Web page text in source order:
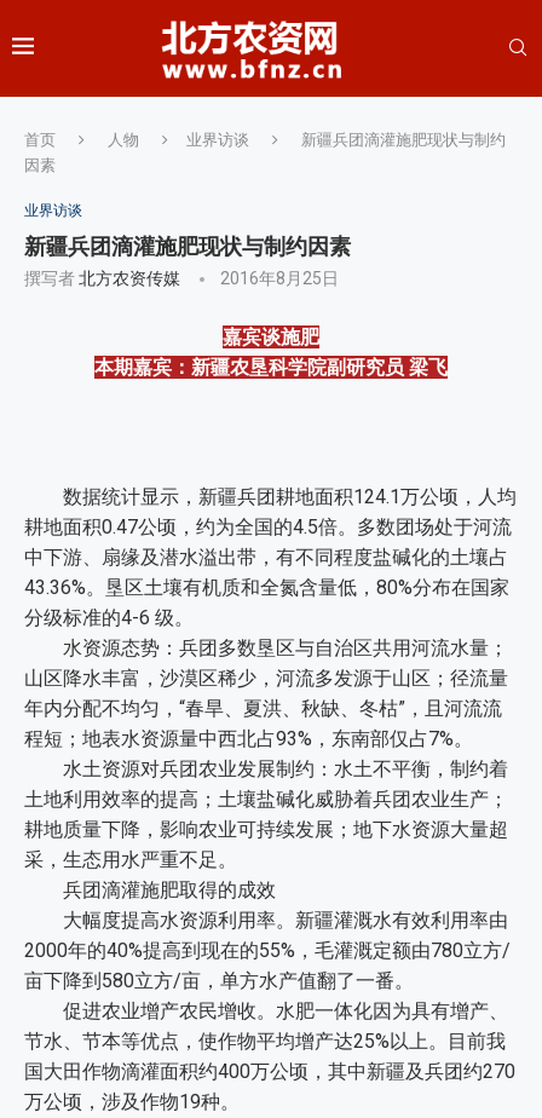
首页 人物 业界访谈
新疆兵团滴灌施肥现状与制约
因素
业界访谈
新疆兵团滴灌施肥现状与制约因素
撰写者北方农资传媒 2016年8月25日
嘉宾谈施肥
本期嘉宾：新疆农垦科学院副研究员 梁飞
数据统计显示，新疆兵团耕地面积124.1万公顷，人均
耕地面积0.47公顷，约为全国的4.5倍。多数团场处于河流
中下游、扇缘及潜水溢出带，有不同程度盐碱化的土壤占
43.36%。垦区土壤有机质和全氮含量低，80%分布在国家
分级标准的4-6 级。
水资源态势：兵团多数垦区与自治区共用河流水量；
山区降水丰富，沙漠区稀少，河流多发源于山区；径流量
年内分配不均匀，“春旱、夏洪、秋缺、冬枯”，且河流流
程短；地表水资源量中西北占93%，东南部仅占7%。
水土资源对兵团农业发展制约：水土不平衡，制约着
土地利用效率的提高；土壤盐碱化威胁着兵团农业生产；
耕地质量下降，影响农业可持续发展；地下水资源大量超
采，生态用水严重不足。
兵团滴灌施肥取得的成效
大幅度提高水资源利用率。新疆灌溉水有效利用率由
2000年的40%提高到现在的55%，毛灌溉定额由780立方/
亩下降到580立方/亩，单方水产值翻了一番。
促进农业增产农民增收。水肥一体化因为具有增产、
节水、节本等优点，使作物平均增产达25%以上。目前我
国大田作物滴灌面积约400万公顷，其中新疆及兵团约270
万公顷，涉及作物19种。